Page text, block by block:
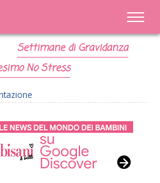
Settimane di Gravidanza
No Stress